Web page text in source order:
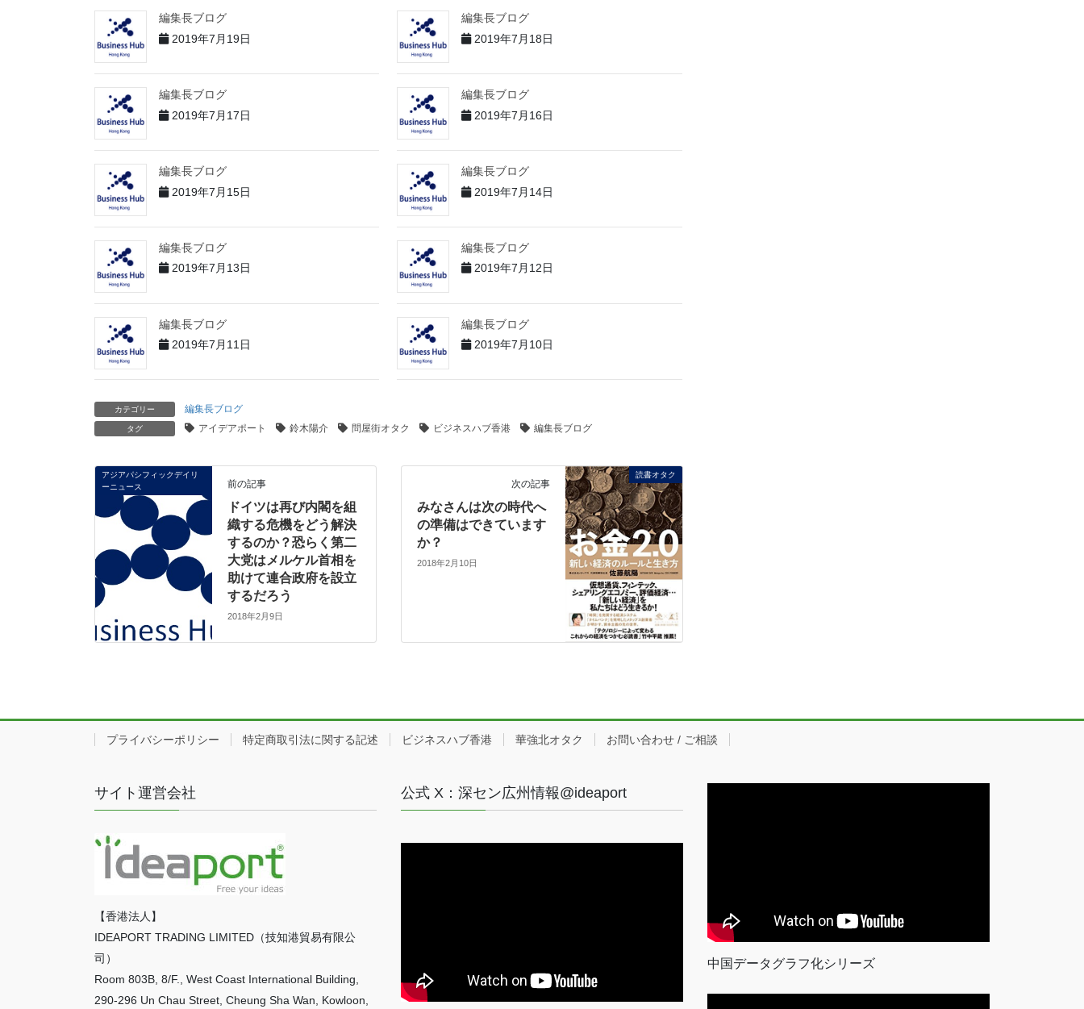
編集長ブログ
2019年7月19日
編集長ブログ
2019年7月18日
編集長ブログ
2019年7月17日
編集長ブログ
2019年7月16日
編集長ブログ
2019年7月15日
編集長ブログ
2019年7月14日
編集長ブログ
2019年7月13日
編集長ブログ
2019年7月12日
編集長ブログ
2019年7月11日
編集長ブログ
2019年7月10日
カテゴリー 編集長ブログ
タグ アイデアポート 鈴木陽介 問屋街オタク ビジネスハブ香港 編集長ブログ
アジアパシフィックデイリ
ーニュース
前の記事
ドイツは再び内閣を組
織する危機をどう解決
するのか？恐らく第二
大党はメルケル首相を
助けて連合政府を設立
するだろう
2018年2月9日
読書オタク
次の記事
みなさんは次の時代へ
の準備はできています
か？
2018年2月10日
プライバシーポリシー 特定商取引法に関する記述 ビジネスハブ香港 華強北オタク お問い合わせ / ご相談
サイト運営会社
【香港法人】
IDEAPORT TRADING LIMITED（技知港貿易有限公
司）
Room 803B, 8/F., West Coast International Building,
290-296 Un Chau Street, Cheung Sha Wan, Kowloon,
公式 X：深セン広州情報@ideaport
中国データグラフ化シリーズ